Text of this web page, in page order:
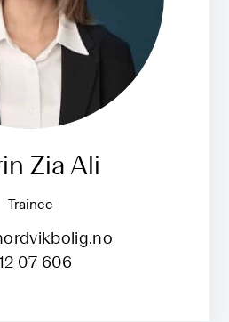
Zia Ali
Trainee
07 606